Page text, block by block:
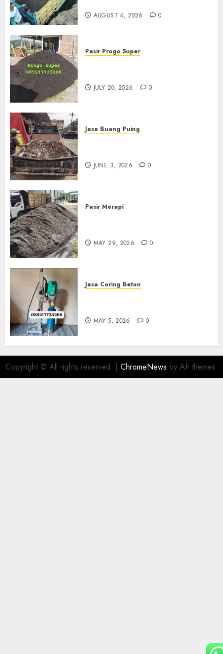
AUGUST 4, 2026 0
Pasir Progo Super
JULY 20, 2026 0
Jasa Buang Puing
JUNE 3, 2026 0
Pasir Merapi
MAY 29, 2026 0
Jasa Coring Beton
MAY 5, 2026 0
Copyright © All rights reserved. | ChromeNews by AF themes.